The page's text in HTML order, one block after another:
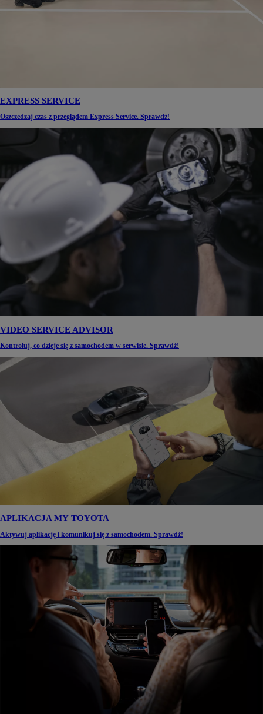
EXPRESS SERVICE
Oszczedzaj czas z przeglądem Express Service. Sprawdź!
VIDEO SERVICE ADVISOR
Kontroluj, co dzieje się z samochodem w serwisie. Sprawdź!
APLIKACJA MY TOYOTA
Aktywuj aplikację i komunikuj się z samochodem. Sprawdź!